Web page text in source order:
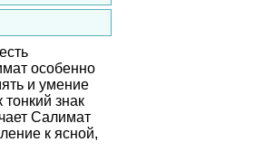
особенно
и умение
знак
Салимат
к ясной,